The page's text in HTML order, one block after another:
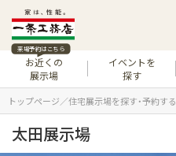
来場予約はこちら
お近くの
展示場
イベントを
探す
トップページ 住宅展示場を探す・予約する
太田展示場